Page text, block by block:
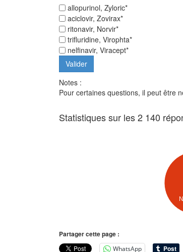
allopurinol, Zyloric*
aciclovir, Zovirax*
ritonavir, Norvir*
trifluridine, Virophta*
nelfinavir, Viracept*
Notes :
Pour certaines questions, il peut être
Statistiques sur les 2 140
Partager cette page :
WhatsApp